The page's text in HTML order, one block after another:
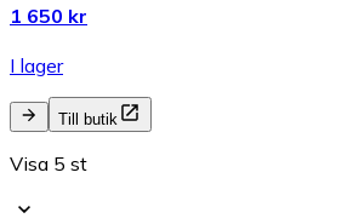
1 650 kr
I lager
Till butik
Visa 5 st